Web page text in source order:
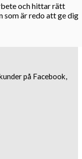
och hittar rätt
som är redo att ge dig
på Facebook,